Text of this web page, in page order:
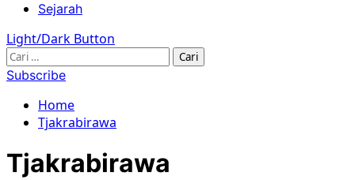
Sejarah
Light/Dark Button
Cari
untuk:
Subscribe
Home
Tjakrabirawa
Tjakrabirawa